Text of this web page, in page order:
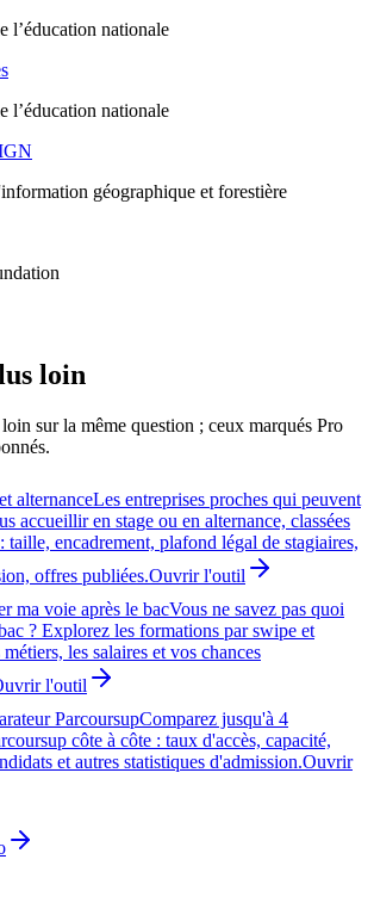
l’éducation nationale
l’éducation nationale
géographique et forestière
loin
sur la même question ; ceux marqués Pro
alternanceLes entreprises proches qui peuvent
accueillir en stage ou en alternance, classées
taille, encadrement, plafond légal de stagiaires,
offres publiées.Ouvrir l'outil
ma voie après le bacVous ne savez pas quoi
? Explorez les formations par swipe et
les salaires et vos chances
l'outil
ParcoursupComparez jusqu'à 4
côte à côte : taux d'accès, capacité,
et autres statistiques d'admission.Ouvrir